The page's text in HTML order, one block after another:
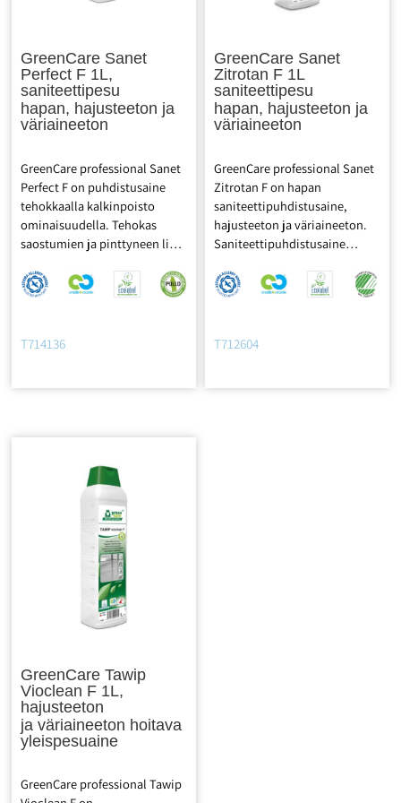
ja väriaineita, arvioi raaka-
GreenCare Sanet
Perfect F 1L,
saniteettipesu
hapan, hajusteeton ja
väriaineeton
GreenCare professional Sanet
Perfect F on puhdistusaine
tehokkaalla kalkinpoisto
ominaisuudella. Tehokas
saostumien ja pinttyneen lian
happojen yhdistelmä
pienentää kulutusta ja lisää
ympäristövaikutuksiltaan
kalkinpoistaja. pH
kehtoon -sertifikaatti.
Euroopan ympäristömerkki –
Ekokukka. Puhdistusaineella
on Astma Allergy Nordic -
merkintä, joka sulkee pois
mm. ihoa herkistäviä aineita,
allergisoivia aineita, joitakin
ärsyttäviä aineita, hajusteita
ja väriaineita, arvioi raaka-
T714136
GreenCare Sanet
Zitrotan F 1L
saniteettipesu
hapan, hajusteeton ja
väriaineeton
GreenCare professional Sanet
Zitrotan F on hapan
saniteettipuhdistusaine,
hajusteeton ja väriaineeton.
Saniteettipuhdistusaine
saniteettitilojen ja
haponkestävien pintojen
hellävarainen pinnoille. pH
to Cradle Certified® –
T712604
GreenCare Tawip
Vioclean F 1L,
hajusteeton
ja väriaineeton hoitava
yleispesuaine
GreenCare professional Tawip